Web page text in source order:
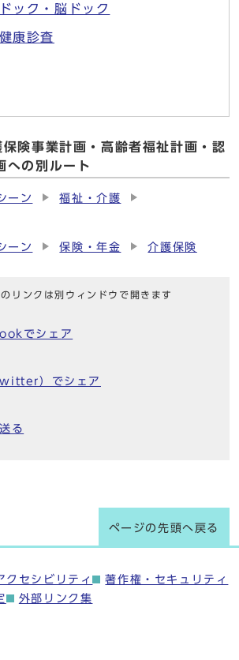
ック・脳ドック
康診査
険事業計画・高齢者福祉計画・認
への別ルート
ーン
福祉・介護
ーン 保険・年金 介護保険
リンクは別ウィンドウで開きます
でシェア
）でシェア
る
ページの先頭へ戻る
クセシビリティ
著作権・セキュリティ
外部リンク集